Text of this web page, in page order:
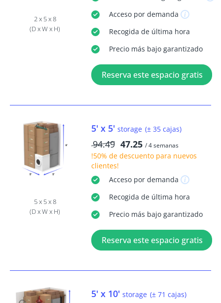
2 x 5 x 8
(D x W x H)
Acceso por demanda
Recogida de última hora
Precio más bajo garantizado
Reserva este espacio gratis
5 x 5 x 8
(D x W x H)
5' x 5' storage (± 35 cajas)
94.49 47.25 / 4 semanas
!50% de descuentopara nuevos
clientes!
Acceso por demanda
Recogida de última hora
Precio más bajo garantizado
Reserva este espacio gratis
5' x 10' storage (± 71 cajas)